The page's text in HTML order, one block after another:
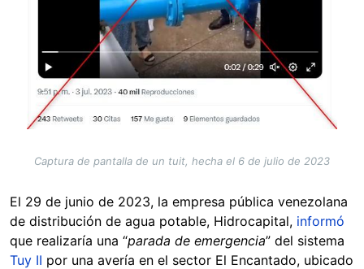
Captura de pantalla de un tuit, hecha el 6 de julio de 2023
El 29 de junio de 2023, la empresa pública venezolana
de distribución de agua potable, Hidrocapital, informó
que realizaría una “parada de emergencia” del sistema
Tuy II por una avería en el sector El Encantado, ubicado